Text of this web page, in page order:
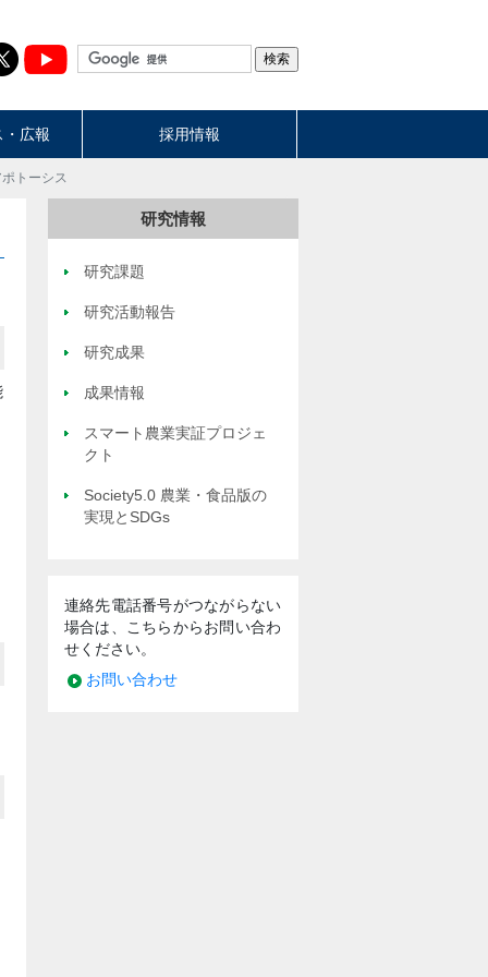
広報 採用情報
トーシス
研究情報
研究課題
研究活動報告
研究成果
成果情報
スマート農業実証プロジェ
クト
Society5.0 農業・食品版の
実現とSDGs
連絡先電話番号がつながらない
場合は、こちらからお問い合わ
せください。
お問い合わせ